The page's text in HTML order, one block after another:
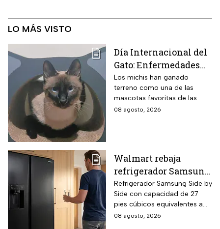
LO MÁS VISTO
Día Internacional del
Gato: Enfermedades
más comunes y cómo
cuidar a estos felinos
Los michis han ganado
terreno como una de las
mascotas favoritas de las
familias mexicanas y hoy 8 de
08 agosto, 2026
Walmart rebaja
refrigerador Samsung
Side by Side 27 pies
negro para familias
con casi 40% de
descuento
Refrigerador Samsung Side by
Side con capacidad de 27
pies cúbicos equivalentes a
716 litros, tecnología
08 agosto, 2026